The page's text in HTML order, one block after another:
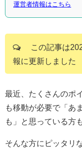
運営者情報はこちら
この記事は
報に更新しました
最近、たくさんのポ
も移動が必要で「あ
も」と思っている方
そんな方にピッタリ